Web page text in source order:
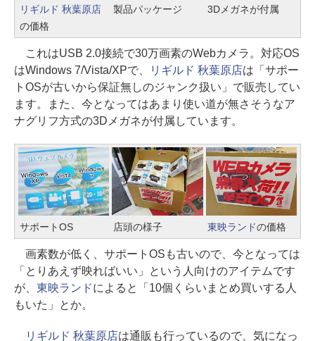
リギルド 秋葉原店
の価格
製品パッケージ 3Dメガネが付属
これはUSB 2.0接続で30万画素のWebカメラ。対応OS
はWindows 7/Vista/XPで、
リギルド 秋葉原店は「サポー
トOSが古いから保証無しのジャンク扱い」で販売してい
ます。また、今となってはあまり使い道が無さそうなア
ナグリフ方式の3Dメガネが付属しています。
サポートOS 店頭の様子 東映ランドの価格
画素数が低く、サポートOSも古いので、今となっては
「とりあえず映ればいい」という人向けのアイテムです
が、 東映ランドによると「10個くらいまとめ買いする人
もいた」とか。
リギルド 秋葉原店は通販も行っているので、気になっ